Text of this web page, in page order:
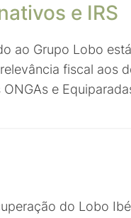
e IRS
ao Grupo Lobo
fiscal aos
e
do Lobo